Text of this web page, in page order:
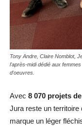
Tony Andre, Claire Nomblot,
l'après-midi dédié aux
d'oeuvres.
Avec 8 070 projets
Jura reste un
marque un léger